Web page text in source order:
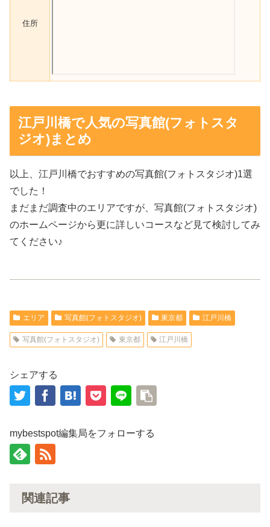
住所
江戸川橋で人気の写真館(フォトスタ
ジオ)まとめ
以上、江戸川橋でおすすめの写真館(フォトスタジオ)1選
でした！
まだまだ調査中のエリアですが、写真館(フォトスタジオ)
のホームページから更に詳しいコースなど見て検討してみ
てください♪
エリア 写真館(フォトスタジオ) 東京都 江戸川橋
写真館(フォトスタジオ) 東京都 江戸川橋
シェアする
mybestspot編集局をフォローする
関連記事